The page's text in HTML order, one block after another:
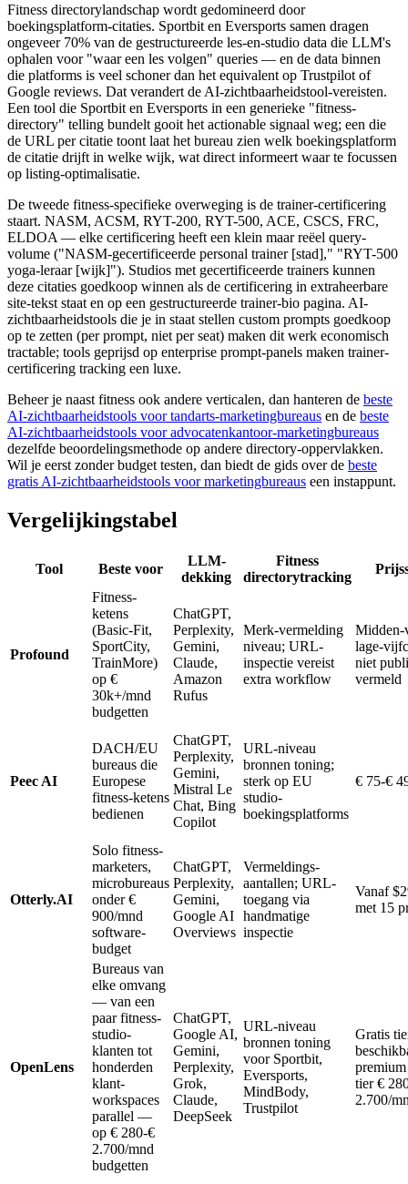
Fitness directorylandschap wordt gedomineerd door
boekingsplatform-citaties. Sportbit en Eversports samen dragen
ongeveer 70% van de gestructureerde les-en-studio data die LLM's
ophalen voor "waar een les volgen" queries — en de data binnen
die platforms is veel schoner dan het equivalent op Trustpilot of
Google reviews. Dat verandert de AI-zichtbaarheidstool-vereisten.
Een tool die Sportbit en Eversports in een generieke "fitness-
directory" telling bundelt gooit het actionable signaal weg; een die
de URL per citatie toont laat het bureau zien welk boekingsplatform
de citatie drijft in welke wijk, wat direct informeert waar te focussen
op listing-optimalisatie.
De tweede fitness-specifieke overweging is de trainer-certificering
staart. NASM, ACSM, RYT-200, RYT-500, ACE, CSCS, FRC,
ELDOA — elke certificering heeft een klein maar reëel query-
volume ("NASM-gecertificeerde personal trainer [stad]," "RYT-500
yoga-leraar [wijk]"). Studios met gecertificeerde trainers kunnen
deze citaties goedkoop winnen als de certificering in extraheerbare
site-tekst staat en op een gestructureerde trainer-bio pagina. AI-
zichtbaarheidstools die je in staat stellen custom prompts goedkoop
op te zetten (per prompt, niet per seat) maken dit werk economisch
tractable; tools geprijsd op enterprise prompt-panels maken trainer-
certificering tracking een luxe.
Beheer je naast fitness ook andere verticalen, dan hanteren de beste
AI-zichtbaarheidstools voor tandarts-marketingbureaus en de beste
AI-zichtbaarheidstools voor advocatenkantoor-marketingbureaus
dezelfde beoordelingsmethode op andere directory-oppervlakken.
Wil je eerst zonder budget testen, dan biedt de gids over de beste
gratis AI-zichtbaarheidstools voor marketingbureaus een instappunt.
Vergelijkingstabel
Tool Beste voor
LLM-
dekking
Fitness
directorytracking
Profound
Fitness-
ketens
(Basic-Fit,
SportCity,
TrainMore)
op €
30k+/mnd
budgetten
ChatGPT,
Perplexity,
Gemini,
Claude,
Amazon
Rufus
Merk-vermelding
niveau; URL-
inspectie vereist
extra workflow
Midden-
lage-
niet
vermeld
Peec AI
DACH/EU
bureaus die
Europese
fitness-ketens
bedienen
ChatGPT,
Perplexity,
Gemini,
Mistral Le
Chat, Bing
Copilot
URL-niveau
bronnen toning;
sterk op EU
studio-
boekingsplatforms
€ 75-€
Otterly.AI
Solo fitness-
marketers,
microbureaus
onder €
900/mnd
software-
budget
ChatGPT,
Perplexity,
Gemini,
Google AI
Overviews
Vermeldings-
aantallen; URL-
toegang via
handmatige
inspectie
Vanaf
met 15
OpenLens
Bureaus van
elke omvang
— van een
paar fitness-
studio-
klanten tot
honderden
klant-
workspaces
parallel —
op € 280-€
2.700/mnd
budgetten
ChatGPT,
Google AI,
Gemini,
Perplexity,
Grok,
Claude,
DeepSeek
URL-niveau
bronnen toning
voor Sportbit,
Eversports,
MindBody,
Trustpilot
Gratis
tier €
2.700/